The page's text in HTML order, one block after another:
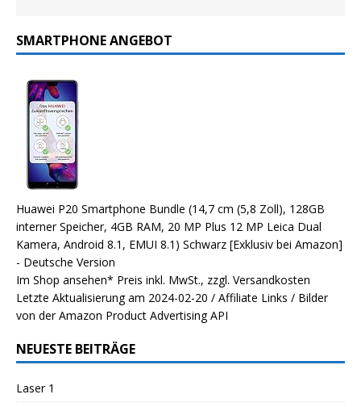
SMARTPHONE ANGEBOT
Huawei P20 Smartphone Bundle (14,7 cm (5,8 Zoll), 128GB
interner Speicher, 4GB RAM, 20 MP Plus 12 MP Leica Dual
Kamera, Android 8.1, EMUI 8.1) Schwarz [Exklusiv bei Amazon]
- Deutsche Version
Im Shop ansehen* Preis inkl. MwSt., zzgl. Versandkosten
Letzte Aktualisierung am 2024-02-20 / Affiliate Links / Bilder
von der Amazon Product Advertising API
NEUESTE BEITRÄGE
Laser 1